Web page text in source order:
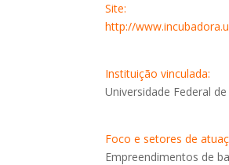
Site:
http://
Instituição vinculada:
Universidade Federal de
Foco e setores de
Empreendimentos de